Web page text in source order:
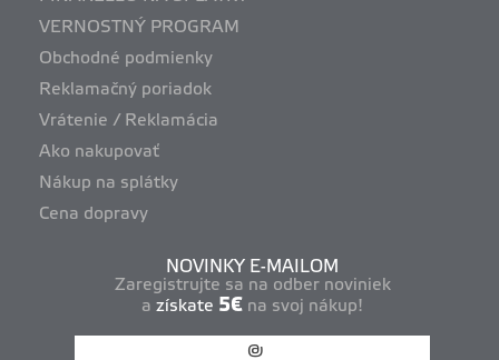
VERNOSTNÝ PROGRAM
Obchodné podmienky
Reklamačný poriadok
Vrátenie / Reklamácia
Ako nakupovať
Nákup na splátky
Cena dopravy
NOVINKY E-MAILOM
Zaregistrujte sa na odber noviniek
a získate 5€ na svoj nákup!